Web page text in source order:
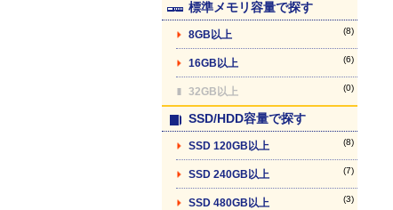
標準メモリ容量で探す
8GB以上 (8)
16GB以上 (6)
32GB以上 (0)
SSD/HDD容量で探す
SSD 120GB以上 (8)
SSD 240GB以上 (7)
SSD 480GB以上 (3)